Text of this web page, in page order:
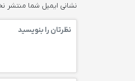
نشانی ایمیل شما منتشر